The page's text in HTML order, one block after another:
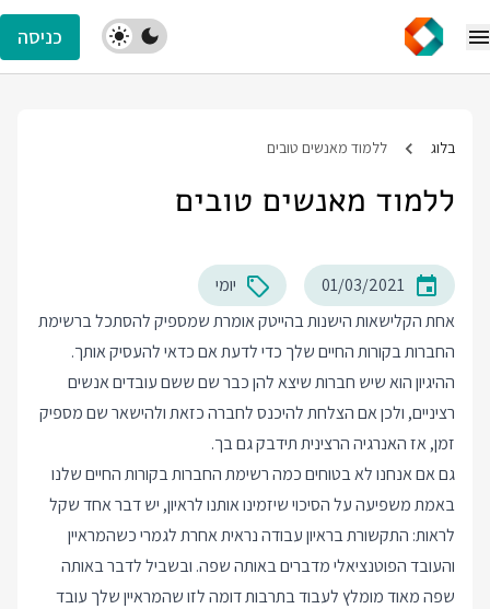
כניסה
בלוג ללמוד מאנשים טובים
ללמוד מאנשים טובים
01/03/2021
יומי
אחת הקלישאות הישנות בהייטק אומרת שמספיק להסתכל ברשימת
החברות בקורות החיים שלך כדי לדעת אם כדאי להעסיק אותך.
ההיגיון הוא שיש חברות שיצא להן כבר שם ששם עובדים אנשים
רציניים, ולכן אם הצלחת להיכנס לחברה כזאת ולהישאר שם מספיק
זמן, אז האנרגיה הרצינית תידבק גם בך.
גם אם אנחנו לא בטוחים כמה רשימת החברות בקורות החיים שלנו
באמת משפיעה על הסיכוי שיזמינו אותנו לראיון, יש דבר אחד שקל
לראות: התקשורת בראיון עבודה נראית אחרת לגמרי כשהמראיין
והעובד הפוטנציאלי מדברים באותה שפה. ובשביל לדבר באותה
שפה מאוד מומלץ לעבוד בתרבות דומה לזו שהמראיין שלך עובד